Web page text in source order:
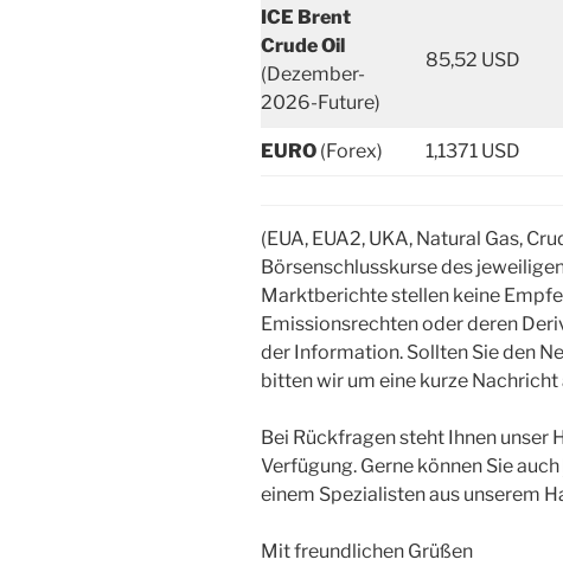
ICE Brent
Crude Oil
(Dezember-
2026-Future)
85,52 USD
EURO (Forex) 1,1371 USD
(EUA, EUA2, UKA, Natural Gas,
Börsenschlusskurse des
Marktberichte stellen keine
Emissionsrechten oder deren
der Information. Sollten Sie den
bitten wir um eine kurze Nachricht
Bei Rückfragen steht Ihnen unser
Verfügung. Gerne können Sie auch
einem Spezialisten aus unserem
Mit freundlichen Grüßen